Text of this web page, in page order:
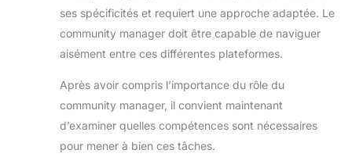
ses spécificités et requiert une approche adaptée. Le
community manager doit être capable de naviguer
aisément entre ces différentes plateformes.
Après avoir compris l’importance du rôle du
community manager, il convient maintenant
d’examiner quelles compétences sont nécessaires
pour mener à bien ces tâches.